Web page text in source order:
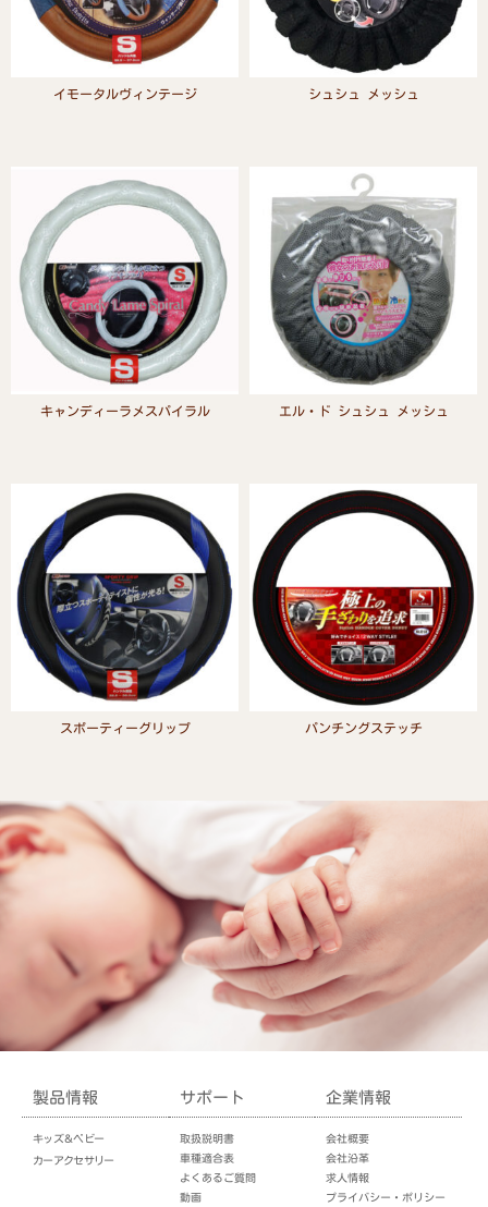
イモータルヴィンテージ シュシュ メッシュ
キャンディーラメスパイラル エル・ド シュシュ メッシュ
スポーティーグリップ パンチングステッチ
製品情報
キッズ＆ベビー
カーアクセサリー
サポート
取扱説明書
車種適合表
よくあるご質問
動画
企業情報
会社概要
会社沿革
求人情報
プライバシー・ポリシー